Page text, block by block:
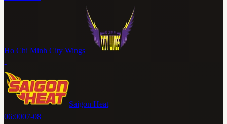
Ho Chi Minh City Wings
-
Saigon Heat
06:0007-08